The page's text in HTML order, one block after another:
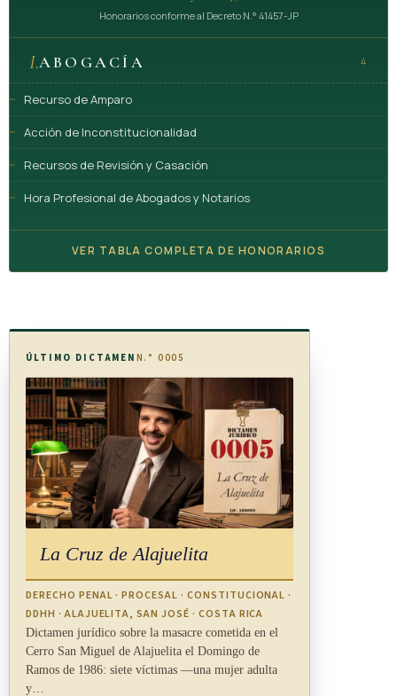
Honorarios conforme al Decreto N.° 41457-JP
I.ABOGACÍA 4
Recurso de Amparo
Acción de Inconstitucionalidad
Recursos de Revisión y Casación
Hora Profesional de Abogados y Notarios
VER TABLA COMPLETA DE HONORARIOS
ÚLTIMO DICTAMEN N.° 0005
La Cruz de Alajuelita
DERECHO PENAL · PROCESAL · CONSTITUCIONAL ·
DDHH · ALAJUELITA, SAN JOSÉ · COSTA RICA
Dictamen jurídico sobre la masacre cometida en el
Cerro San Miguel de Alajuelita el Domingo de
Ramos de 1986: siete víctimas —una mujer adulta
y…